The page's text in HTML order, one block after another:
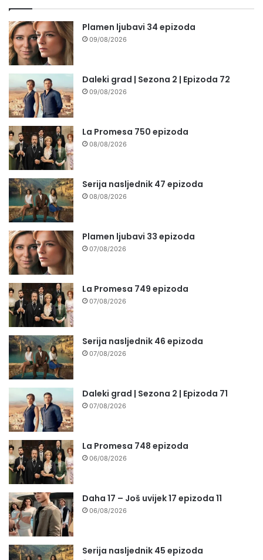
Plamen ljubavi 34 epizoda
09/08/2026
Daleki grad | Sezona 2 | Epizoda 72
09/08/2026
La Promesa 750 epizoda
08/08/2026
Serija nasljednik 47 epizoda
08/08/2026
Plamen ljubavi 33 epizoda
07/08/2026
La Promesa 749 epizoda
07/08/2026
Serija nasljednik 46 epizoda
07/08/2026
Daleki grad | Sezona 2 | Epizoda 71
07/08/2026
La Promesa 748 epizoda
06/08/2026
Daha 17 – Još uvijek 17 epizoda 11
06/08/2026
Serija nasljednik 45 epizoda